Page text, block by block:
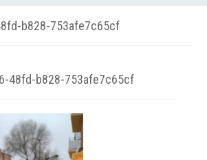
b828-753afe7c65cf
48fd-b828-753afe7c65cf